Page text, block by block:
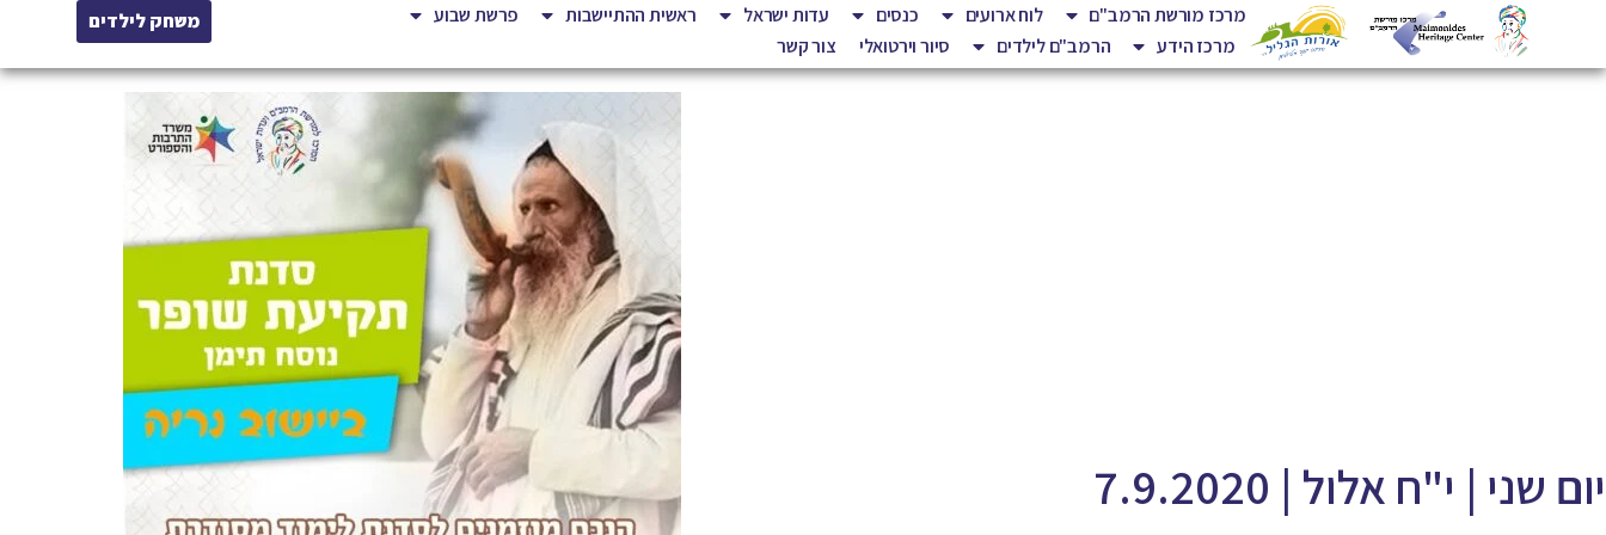
מרכז מורשת הרמב"ם לוח ארועים כנסים עדות ישראל ראשית ההתיישבות
פרשת שבוע
מרכז הידע
הרמב"ם לילדים סיור וירטואלי צור קשר
משחק לילדים
יום שני | י"ח אלול | 7.9.2020